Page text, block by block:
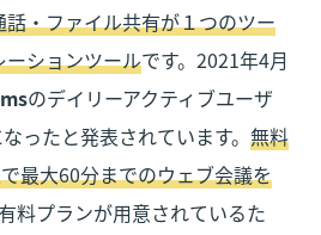
・ファイル共有が１つのツー
ションツールです。2021年4月
のデイリーアクティブユーザ
ったと発表されています。 無料
最大60分までのウェブ会議を
料プランが用意されているた